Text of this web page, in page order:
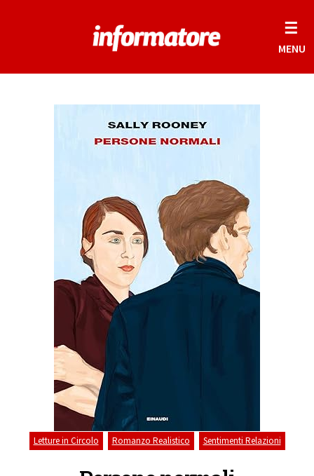
☰
MENU
Letture in Circolo Romanzo Realistico Sentimenti Relazioni